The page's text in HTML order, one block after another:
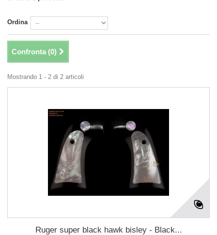
Ordina
Confronta (0)
Mostrando 1 - 2 di 2 articoli
Ruger super black hawk bisley - Black...